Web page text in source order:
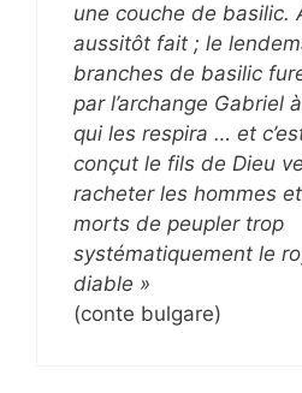
une couche de basilic.
aussitôt fait ; le
branches de basilic
par l’archange Gabriel
qui les respira … et
conçut le fils de Dieu
racheter les hommes
morts de peupler trop
systématiquement le
diable »
(conte bulgare)